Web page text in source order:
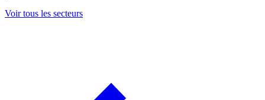
Voir tous les secteurs